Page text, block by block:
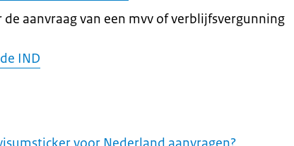
de aanvraag van een mvv of verblijfsvergunning
IND